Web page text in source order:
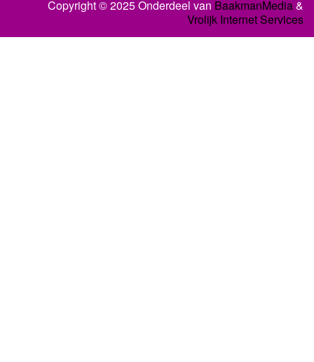
Copyright © 2025 Onderdeel van BaakmanMedia&
Vrolijk Internet Services